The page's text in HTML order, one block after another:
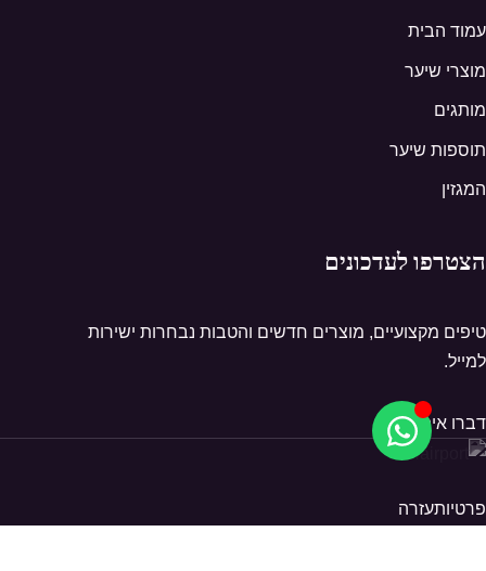
עמוד הבית
מוצרי שיער
מותגים
תוספות שיער
המגזין
הצטרפו לעדכונים
טיפים מקצועיים, מוצרים חדשים והטבות נבחרות ישירות
למייל.
דברו איתנו
פרטיותעזרה